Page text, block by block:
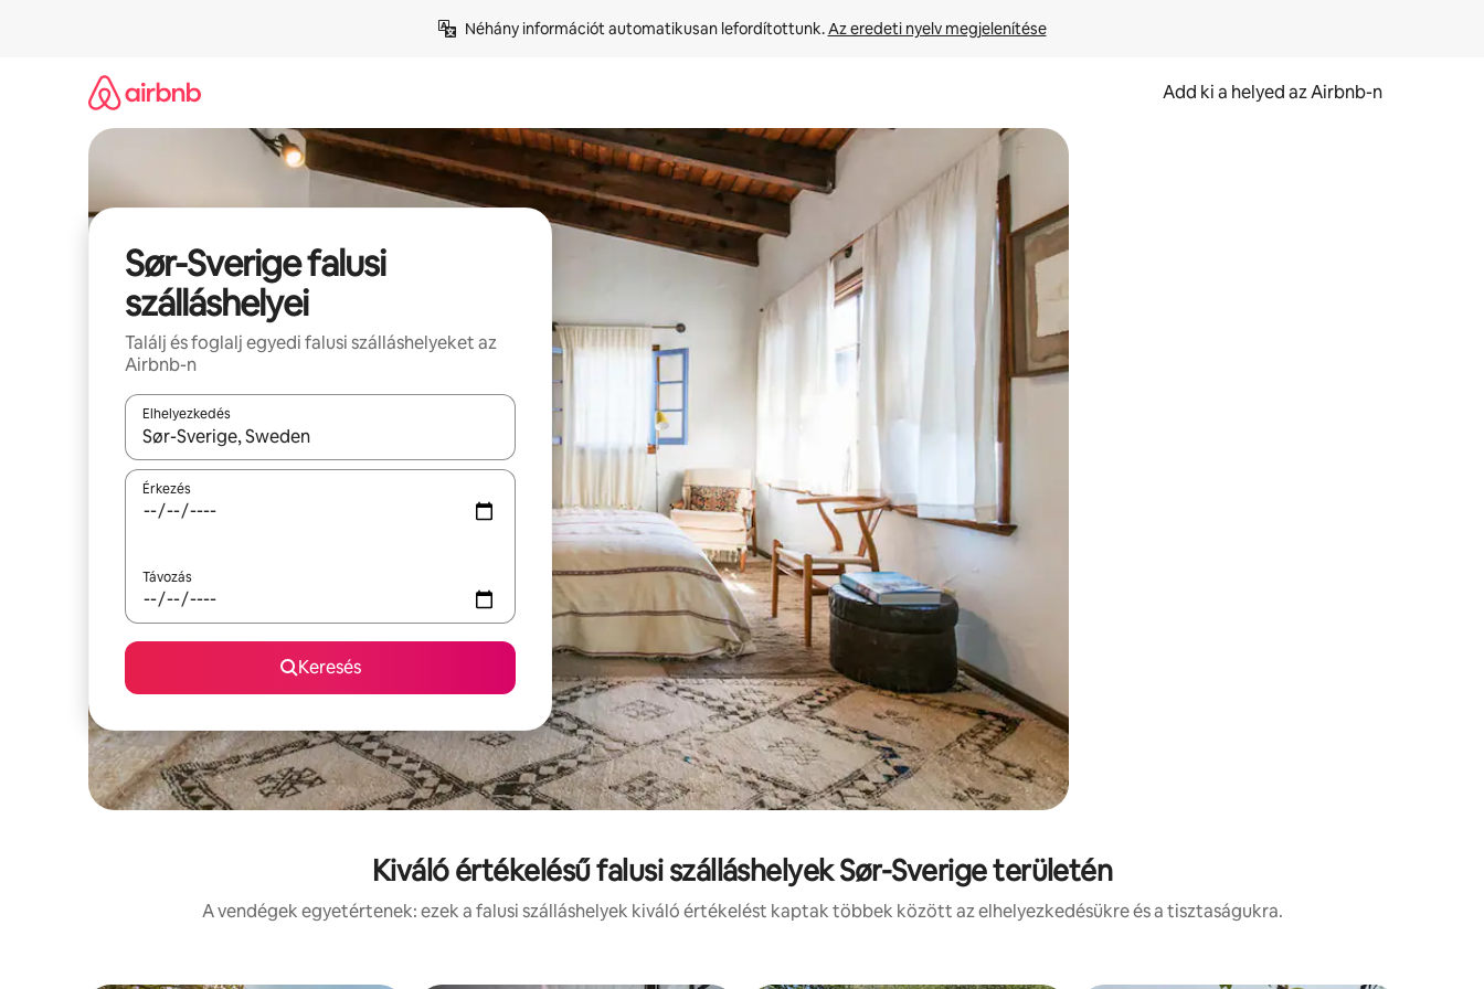
Néhány információt automatikusan lefordítottunk. Az eredeti nyelv megjelenítése
Add ki a helyed az Airbnb-n
Sør-Sverige falusi
szálláshelyei
Találj és foglalj egyedi falusi szálláshelyeket az
Airbnb-n
Elhelyezkedés
Az eredmények között a felfelé és a lefelé nyíllal navigálhatsz, illetve érintő és lapozó mozdulatokkal is felfedezheted őket.
Érkezés
Távozás
Keresés
Kiváló értékelésű falusi szálláshelyek Sør-Sverige területén
A vendégek egyetértenek: ezek a falusi szálláshelyek kiváló értékelést kaptak többek között az elhelyezkedésükre és a tisztaságukra.